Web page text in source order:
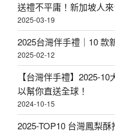
送禮不平庸！新加坡人
2025-03-19
2025台灣伴手禮｜10 款
2025-02-12
【台灣伴手禮】2025-
以幫你直送全球！
2024-10-15
2025-TOP10 台灣鳳梨